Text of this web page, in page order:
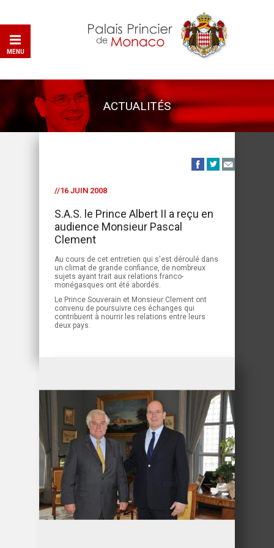
MENU
ACTUALITÉS
//16 JUIN 2008
S.A.S. le Prince Albert II a reçu en
audience Monsieur Pascal
Clement
Au cours de cet entretien qui s'est déroulé dans
un climat de grande confiance, de nombreux
sujets ayant trait aux relations franco-
monégasques ont été abordés.
Le Prince Souverain et Monsieur Clement ont
convenu de poursuivre ces échanges qui
contribuent à nourrir les relations entre leurs
deux pays.